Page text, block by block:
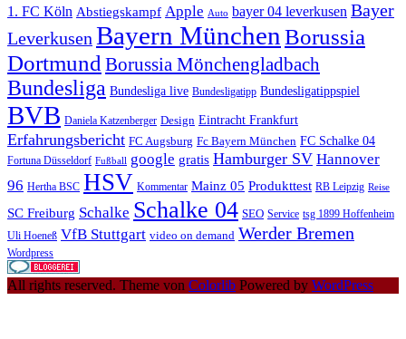
1. FC Köln Abstiegskampf Apple Auto bayer 04 leverkusen Bayer
Leverkusen Bayern München Borussia
Dortmund Borussia Mönchengladbach
Bundesliga Bundesliga live Bundesligatipp Bundesligatippspiel
BVB Daniela Katzenberger Design Eintracht Frankfurt
Erfahrungsbericht FC Augsburg Fc Bayern München FC Schalke 04
Fortuna Düsseldorf Fußball google gratis Hamburger SV Hannover
96 Hertha BSC HSV Kommentar Mainz 05 Produkttest RB Leipzig Reise
SC Freiburg Schalke Schalke 04 SEO Service tsg 1899 Hoffenheim
Uli Hoeneß VfB Stuttgart video on demand Werder Bremen
Wordpress
All rights reserved. Theme von Colorlib Powered by WordPress